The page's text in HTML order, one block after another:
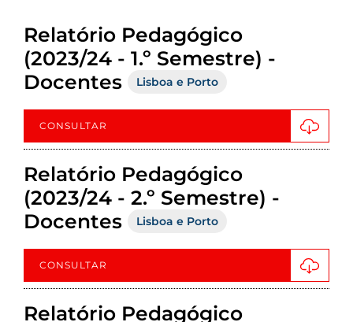
Relatório Pedagógico
(2023/24 - 1.º Semestre) -
Docentes
Lisboa e Porto
CONSULTAR
Relatório Pedagógico
(2023/24 - 2.º Semestre) -
Docentes
Lisboa e Porto
CONSULTAR
Relatório Pedagógico